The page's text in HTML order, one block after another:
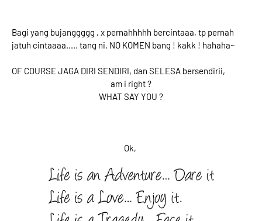
Bagi yang bujanggggg , x pernahhhhh bercintaaa, tp pernah
jatuh cintaaaa..... tang ni, NO KOMEN bang ! kakk ! hahaha~
OF COURSE JAGA DIRI SENDIRI, dan SELESA bersendirii,
am i right ?
WHAT SAY YOU ?
Ok,